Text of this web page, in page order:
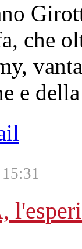
che
e